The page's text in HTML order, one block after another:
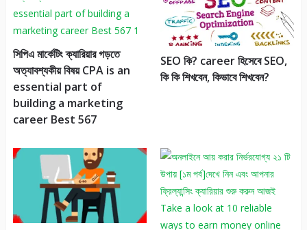
সিপিএ মার্কেটিং ক্যারিয়ার গড়তে
অত্যাবশ্যকীয় বিষয় CPA is an
essential part of
building a marketing
career Best 567
SEO কি? career হিসেবে SEO,
কি কি শিখবেন, কিভাবে শিখবেন?